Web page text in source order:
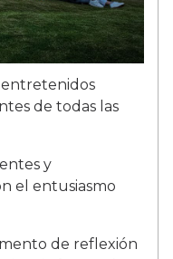
entretenidos
de todas las
y
el entusiasmo
de reflexión